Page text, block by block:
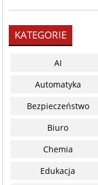
KATEGORIE
AI
Automatyka
Bezpieczeństwo
Biuro
Chemia
Edukacja